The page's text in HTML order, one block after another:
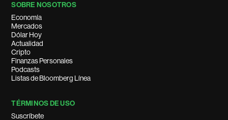
SOBRE NOSOTROS
Economía
Mercados
Dólar Hoy
Actualidad
Cripto
Finanzas Personales
Podcasts
Listas de Bloomberg Línea
TÉRMINOS DE USO
Suscríbete